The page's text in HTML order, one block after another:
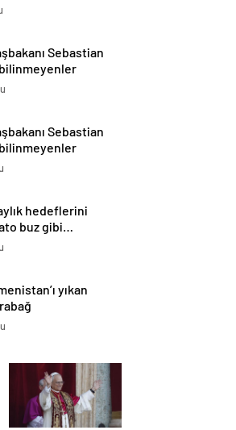
Sebastian
Sebastian
hedeflerini
buz gibi…
yıkan
ayrılmaz bir